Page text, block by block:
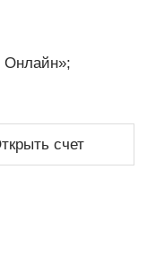
Онлайн»;
счет